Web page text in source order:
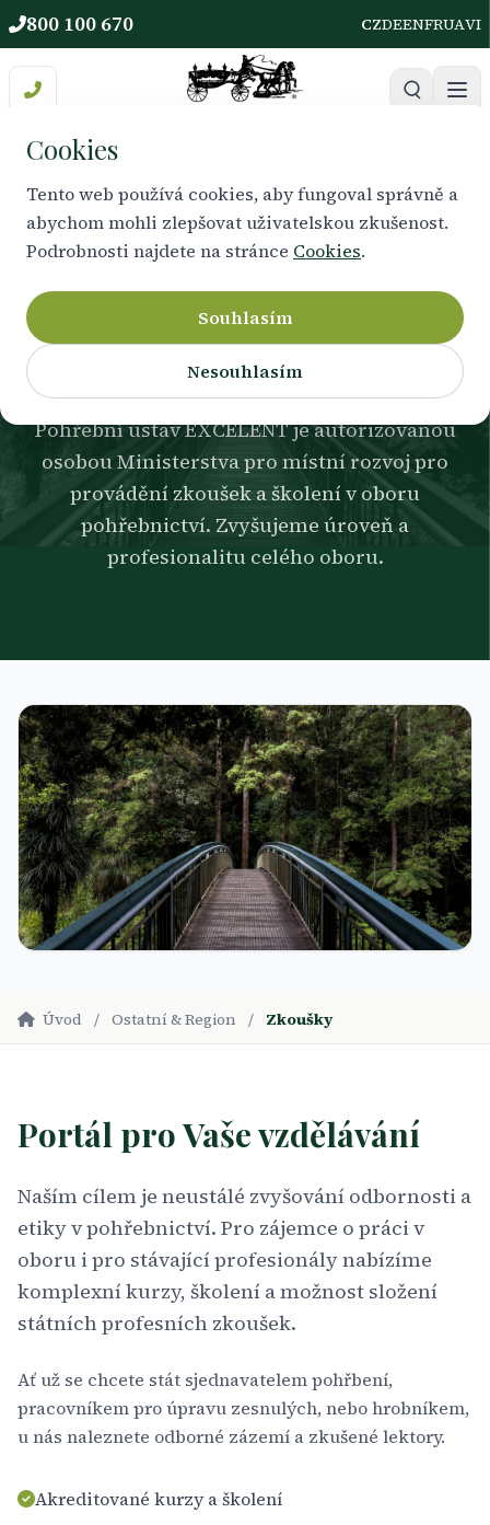
800 100 670 CZDEENFRUAVI
PROFESNÍ VZDĚLÁVÁNÍ
Školení a profesní
zkoušky
Pohřební ústav EXCELENT je autorizovanou
osobou Ministerstva pro místní rozvoj pro
provádění zkoušek a školení v oboru
pohřebnictví. Zvyšujeme úroveň a
profesionalitu celého oboru.
Úvod / Ostatní & Region / Zkoušky
Portál pro Vaše vzdělávání
Naším cílem je neustálé zvyšování odbornosti a
etiky v pohřebnictví. Pro zájemce o práci v
oboru i pro stávající profesionály nabízíme
komplexní kurzy, školení a možnost složení
státních profesních zkoušek.
Ať už se chcete stát sjednavatelem pohřbení,
pracovníkem pro úpravu zesnulých, nebo hrobníkem,
u nás naleznete odborné zázemí a zkušené lektory.
Akreditované kurzy a školení
Cookies
Tento web používá cookies, aby fungoval správně a
abychom mohli zlepšovat uživatelskou zkušenost.
Podrobnosti najdete na stránce Cookies.
Souhlasím
Nesouhlasím